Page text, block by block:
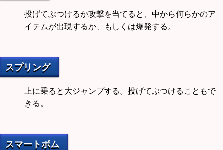
投げてぶつけるか攻撃を当てると、中から何らかのア
イテムが出現するか、もしくは爆発する。
スプリング
上に乗ると大ジャンプする。投げてぶつけることもで
きる。
スマートボム